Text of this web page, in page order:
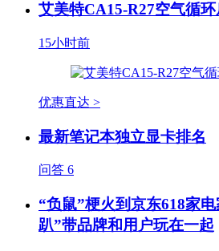
艾美特CA15-R27空气循
15小时前
优惠直达 >
最新笔记本独立显卡排名
问答 6
“负鼠”梗火到京东618家
趴”带品牌和用户玩在一起